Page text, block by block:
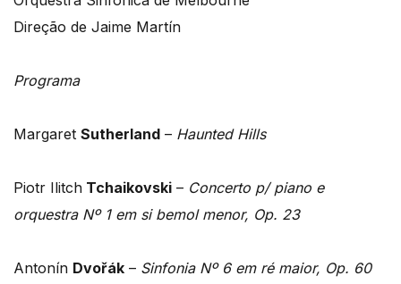
Direção de Jaime Martín
Programa
Margaret Sutherland – Haunted Hills
Piotr Ilitch Tchaikovski – Concerto p/ piano e
orquestra Nº 1 em si bemol menor, Op. 23
Antonín Dvořák – Sinfonia Nº 6 em ré maior, Op. 60